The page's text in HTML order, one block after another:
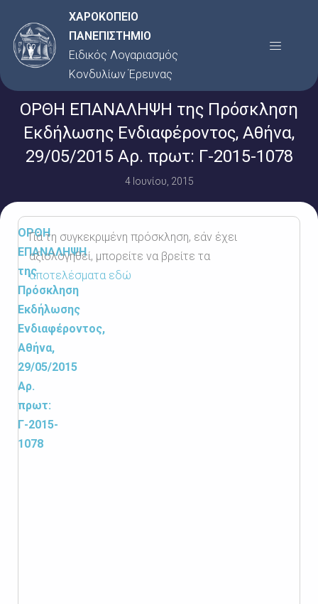
στο
περιεχόμενο
ΧΑΡΟΚΟΠΕΙΟ
ΠΑΝΕΠΙΣΤΗΜΙΟ
Ειδικός Λογαριασμός
Κονδυλίων Έρευνας
Menu
ΟΡΘΗ ΕΠΑΝΑΛΗΨΗ της Πρόσκληση
Εκδήλωσης Ενδιαφέροντος, Αθήνα,
29/05/2015 Αρ. πρωτ: Γ-2015-1078
4 Ιουνίου, 2015
ΟΡΘΗ
ΕΠΑΝΑΛΗΨΗ
της
Πρόσκληση
Εκδήλωσης
Ενδιαφέροντος,
Αθήνα,
29/05/2015
Αρ.
πρωτ:
Γ-2015-
1078
Για τη συγκεκριμένη πρόσκληση, εάν έχει
αξιολογηθεί, μπορείτε να βρείτε τα
αποτελέσματα εδώ